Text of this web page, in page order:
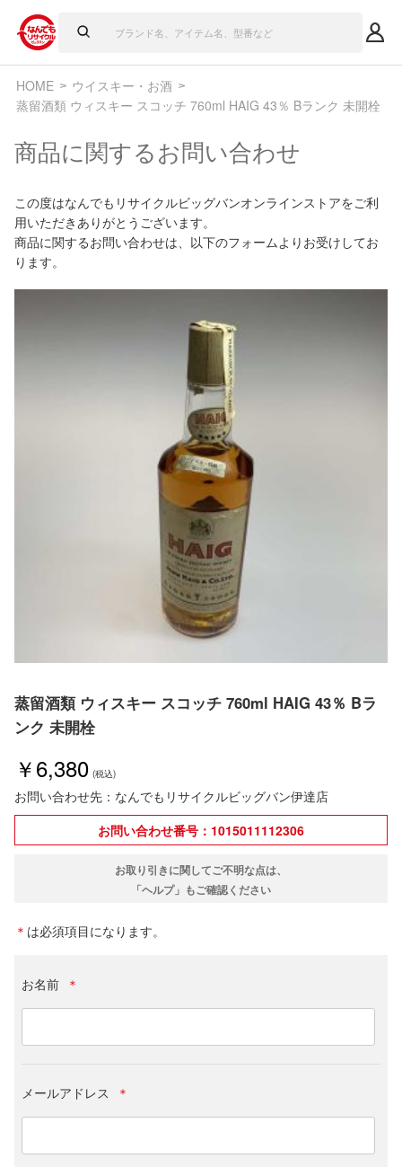
HOME
ウイスキー・お酒
蒸留酒類 ウィスキー スコッチ 760ml HAIG 43％ Bランク 未開栓
商品に関するお問い合わせ
この度はなんでもリサイクルビッグバンオンラインストアをご利
用いただきありがとうございます。
商品に関するお問い合わせは、以下のフォームよりお受けしてお
ります。
蒸留酒類 ウィスキー スコッチ 760ml HAIG 43％ Bラ
ンク 未開栓
￥6,380
お問い合わせ先：なんでもリサイクルビッグバン伊達店
お問い合わせ番号：1015011112306
お取り引きに関してご不明な点は、
「ヘルプ」もご確認ください
＊ は必須項目になります。
お名前 ＊
メールアドレス ＊